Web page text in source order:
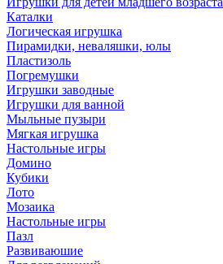
Каталки
Логическая игрушка
Пирамидки, неваляшки, юлы
Пластизоль
Погремушки
Игрушки заводные
Игрушки для ванной
Мыльные пузыри
Мягкая игрушка
Настольные игры
Домино
Кубики
Лото
Мозаика
Настольные игры
Пазл
Развиваюшие